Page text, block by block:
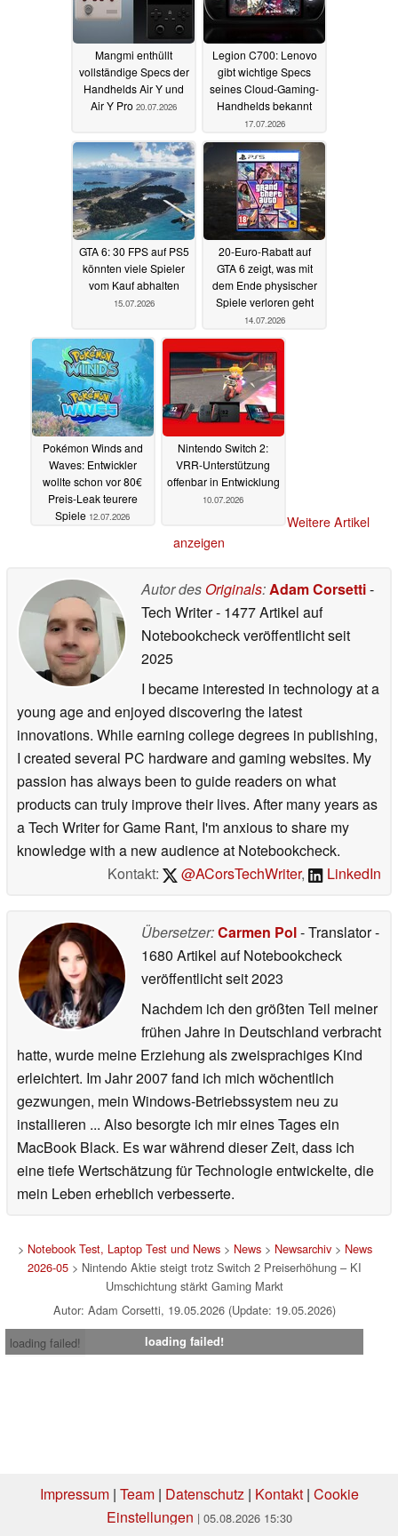
Mangmi enthüllt
vollständige Specs der
Handhelds Air Y und
Air Y Pro 20.07.2026
Legion C700: Lenovo
gibt wichtige Specs
seines Cloud-Gaming-
Handhelds bekannt
17.07.2026
GTA 6: 30 FPS auf PS5
könnten viele Spieler
vom Kauf abhalten
15.07.2026
20-Euro-Rabatt auf
GTA 6 zeigt, was mit
dem Ende physischer
Spiele verloren geht
14.07.2026
Pokémon Winds and
Waves: Entwickler
wollte schon vor 80€
Preis-Leak teurere
Spiele 12.07.2026
Nintendo Switch 2:
VRR-Unterstützung
offenbar in Entwicklung
10.07.2026
Weitere Artikel
anzeigen
Autor des Originals:Adam Corsetti-
Tech Writer- 1477 Artikel auf
Notebookcheck veröffentlichtseit
2025
I became interested in technology at a
young age and enjoyed discovering the latest
innovations. While earning college degrees in publishing,
I created several PC hardware and gaming websites. My
passion has always been to guide readers on what
products can truly improve their lives. After many years as
a Tech Writer for Game Rant, I'm anxious to share my
knowledge with a new audience at Notebookcheck.
Kontakt:
@ACorsTechWriter, LinkedIn
Übersetzer:Carmen Pol- Translator-
1680 Artikel auf Notebookcheck
veröffentlichtseit 2023
Nachdem ich den größten Teil meiner
frühen Jahre in Deutschland verbracht
hatte, wurde meine Erziehung als zweisprachiges Kind
erleichtert. Im Jahr 2007 fand ich mich wöchentlich
gezwungen, mein Windows-Betriebssystem neu zu
installieren ... Also besorgte ich mir eines Tages ein
MacBook Black. Es war während dieser Zeit, dass ich
eine tiefe Wertschätzung für Technologie entwickelte, die
mein Leben erheblich verbesserte.
> Notebook Test, Laptop Test und News> News> Newsarchiv> News
2026-05 > Nintendo Aktie steigt trotz Switch 2 Preiserhöhung – KI
Umschichtung stärkt Gaming Markt
Autor: Adam Corsetti, 19.05.2026 (Update: 19.05.2026)
loading failed!
loading failed!
Impressum| Team| Datenschutz| Kontakt| Cookie
Einstellungen | 05.08.2026 15:30